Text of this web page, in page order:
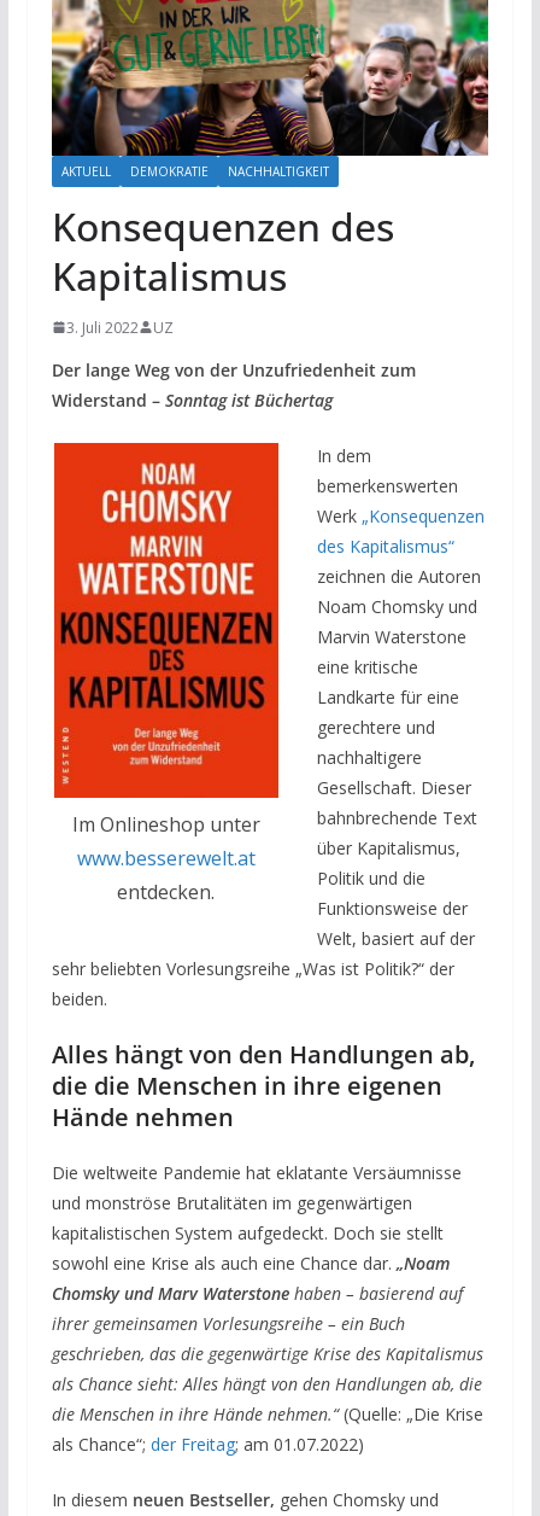
AKTUELL DEMOKRATIE NACHHALTIGKEIT
Konsequenzen des
Kapitalismus
3. Juli 2022 UZ
Der lange Weg von der Unzufriedenheit zum
Widerstand – Sonntag ist Büchertag
Im Onlineshop unter
www.besserewelt.at
entdecken.
In dem
bemerkenswerten
Werk „Konsequenzen
des Kapitalismus“
zeichnen die Autoren
Noam Chomsky und
Marvin Waterstone
eine kritische
Landkarte für eine
gerechtere und
nachhaltigere
Gesellschaft. Dieser
bahnbrechende Text
über Kapitalismus,
Politik und die
Funktionsweise der
Welt, basiert auf der
sehr beliebten Vorlesungsreihe „Was ist Politik?“ der
beiden.
Alles hängt von den Handlungen ab,
die die Menschen in ihre eigenen
Hände nehmen
Die weltweite Pandemie hat eklatante Versäumnisse
und monströse Brutalitäten im gegenwärtigen
kapitalistischen System aufgedeckt. Doch sie stellt
sowohl eine Krise als auch eine Chance dar. „Noam
Chomsky und Marv Waterstone haben – basierend auf
ihrer gemeinsamen Vorlesungsreihe – ein Buch
geschrieben, das die gegenwärtige Krise des Kapitalismus
als Chance sieht: Alles hängt von den Handlungen ab, die
die Menschen in ihre Hände nehmen.“(Quelle: „Die Krise
als Chance“; der Freitag; am 01.07.2022)
In diesem neuen Bestseller, gehen Chomsky und